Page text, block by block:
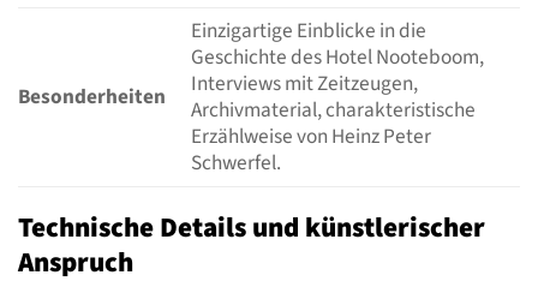
Besonderheiten
Einzigartige Einblicke in die
Geschichte des Hotel Nooteboom,
Interviews mit Zeitzeugen,
Archivmaterial, charakteristische
Erzählweise von Heinz Peter
Schwerfel.
Technische Details und künstlerischer
Anspruch